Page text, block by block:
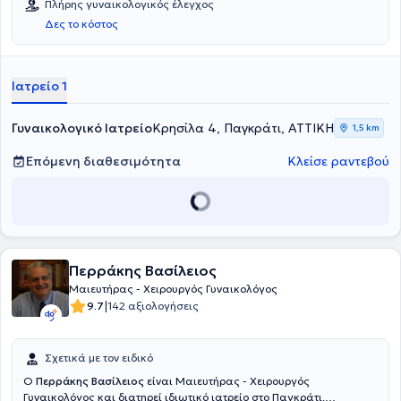
Κλινική ΜΗΤΕΡΑ.
Πλήρης γυναικολογικός έλεγχος
Δες το κόστος
Ιατρείο 1
Γυναικολογικό ΙατρείοΚρησίλα 4, Παγκράτι, ΑΤΤΙΚΗ 1,5 km
Επόμενη διαθεσιμότητα Κλείσε ραντεβού
Περράκης Βασίλειος
Μαιευτήρας - Χειρουργός Γυναικολόγος
9.7|142 αξιολογήσεις
Σχετικά με τον ειδικό
Ο Περράκης Βασίλειος είναι Μαιευτήρας - Χειρουργός
Γυναικολόγος και διατηρεί ιδιωτικό ιατρείο στο Παγκράτι.